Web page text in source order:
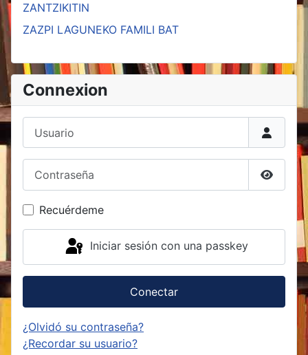
ZANTZIKITIN
ZAZPI LAGUNEKO FAMILI BAT
Connexion
Recuérdeme
Iniciar sesión con una passkey
Conectar
¿Olvidó su contraseña?
¿Recordar su usuario?